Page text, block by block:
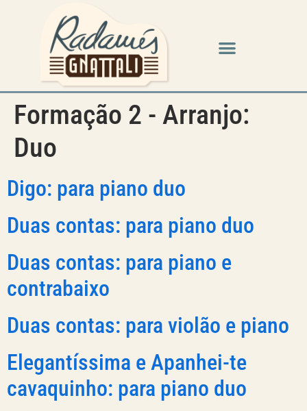
Formação 2 - Arranjo:
Duo
Digo: para piano duo
Duas contas: para piano duo
Duas contas: para piano e
contrabaixo
Duas contas: para violão e piano
Elegantíssima e Apanhei-te
cavaquinho: para piano duo